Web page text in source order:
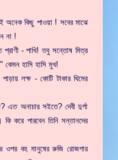
কিছু পাওয়া ! সবের মাঝে
না !
- পাখি! তবু সন্তোষ মিত্র
কেমন হাসি হাসি মুখ!
লক্ষ - কোটি টাকার থিমের
এত অনাচার সইতে? দেবী দুর্গা
করে পারবেন তিনি সন্তানদের
ওপর বহু মানুষের রুজি রোজগার